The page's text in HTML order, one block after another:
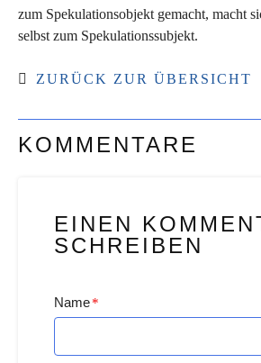
zum Spekulationsobjekt gemacht, macht
selbst zum Spekulationssubjekt.
ZURÜCK ZUR ÜBERSICHT
KOMMENTARE
EINEN
SCHREIBEN
Name*